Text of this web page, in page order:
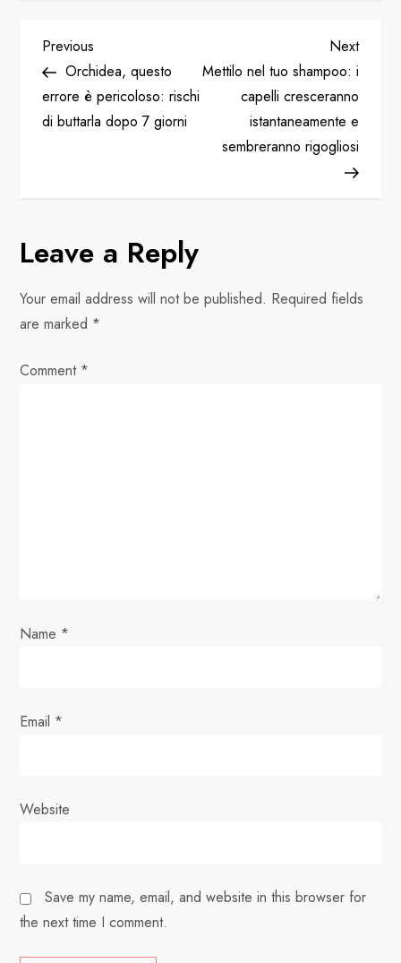
P
o
s
a
v
Previous
Post
Previous
Orchidea, questo
errore è pericoloso: rischi
di buttarla dopo 7 giorni
Next
Post
Next
Mettilo nel tuo shampoo: i
capelli cresceranno
istantaneamente e
sembreranno rigogliosi
Leave a Reply
Your email address will not be published. Required fields
are marked *
Comment *
Name *
Email *
Website
Save my name, email, and website in this browser for
the next time I comment.